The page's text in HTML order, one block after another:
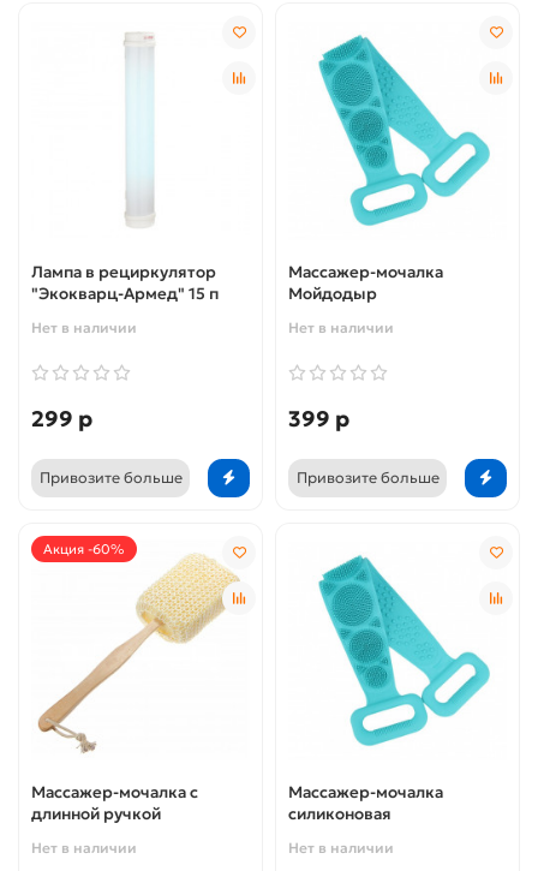
Лампа в рециркулятор
"Экокварц-Армед" 15 п
Нет в наличии
299 р
Привозите больше
Массажер-мочалка
Мойдодыр
Нет в наличии
399 р
Привозите больше
Акция -60%
Массажер-мочалка с
длинной ручкой
Нет в наличии
Массажер-мочалка
силиконовая
Нет в наличии